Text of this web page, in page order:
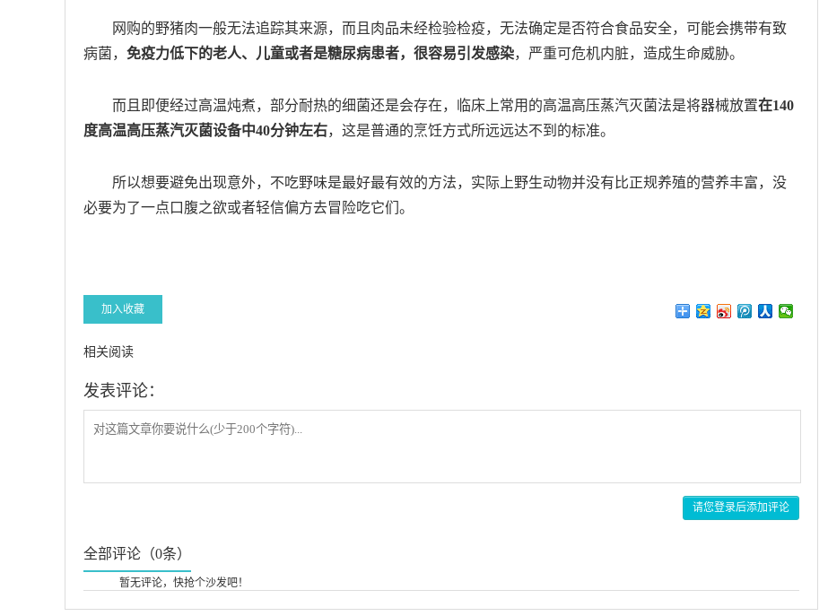
网购的野猪肉一般无法追踪其来源，而且肉品未经检验检疫，无法确定是否符合食品安全，可能会携带有致
病菌， 免疫力低下的老人、儿童或者是糖尿病患者，很容易引发感染，严重可危机内脏，造成生命威胁。
而且即便经过高温炖煮，部分耐热的细菌还是会存在，临床上常用的高温高压蒸汽灭菌法是将器械放置在140
度高温高压蒸汽灭菌设备中40分钟左右，这是普通的烹饪方式所远远达不到的标准。
所以想要避免出现意外，不吃野味是最好最有效的方法，实际上野生动物并没有比正规养殖的营养丰富，没
必要为了一点口腹之欲或者轻信偏方去冒险吃它们。
加入收藏
相关阅读
发表评论：
请您登录后添加评论
全部评论（0条）
暂无评论，快抢个沙发吧！